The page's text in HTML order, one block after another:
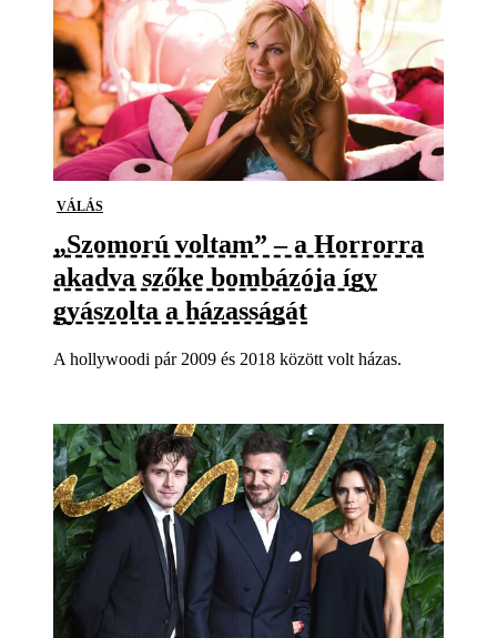
VÁLÁS
„Szomorú voltam” – a Horrorra
akadva szőke bombázója így
gyászolta a házasságát
A hollywoodi pár 2009 és 2018 között volt házas.